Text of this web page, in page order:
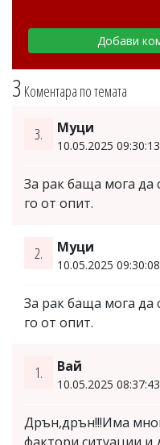
3 Коментара по темата
3. Муци
10.05.2025 09:30:13
За рак баща мога да
го от опит.
2. Муци
10.05.2025 09:30:08
За рак баща мога да
го от опит.
1. Вай
10.05.2025 08:37:43
Дрън,дрън!!!Има